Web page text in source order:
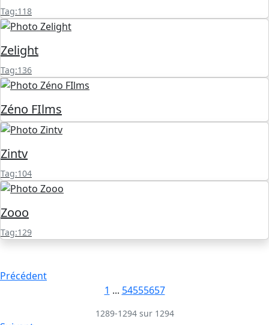
Tag:118
Zelight
Tag:136
Zéno FIlms
Zintv
Tag:104
Zooo
Tag:129
Précédent
1 ... 54555657
1289-1294 sur 1294